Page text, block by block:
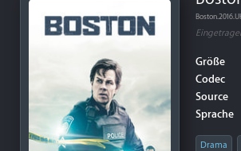
Größe
Codec
Source
Sprache
Drama